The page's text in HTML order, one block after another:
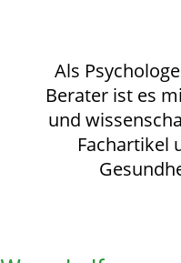
Als
Berater ist es
und
Fachartikel